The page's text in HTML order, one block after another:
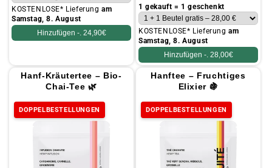
KOSTENLOSE* Lieferungam
Samstag, 8. August
Hinzufügen -. 24,90€
Preis
1 gekauft = 1 geschenkt
KOSTENLOSE* Lieferungam
Samstag, 8. August
Hinzufügen -. 28,00€
Hanf-Kräutertee – Bio-
Chai-Tee 🌿
DOPPELBESTELLUNGEN
Hanftee – Fruchtiges
Elixier 🍇
DOPPELBESTELLUNGEN